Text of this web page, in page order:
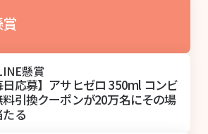
懸賞
日応募】アサヒゼロ 350ml コンビ
料引換クーポンが20万名にその場
る